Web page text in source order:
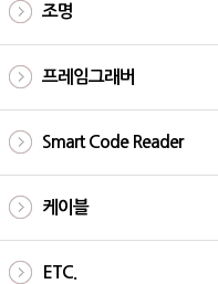
조명
프레임그래버
Smart Code Reader
케이블
ETC.